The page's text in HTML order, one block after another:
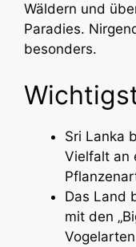
Wäldern und
Paradies.
besonders.
Sri Lanka
Vielfalt an
Das Land
mit den